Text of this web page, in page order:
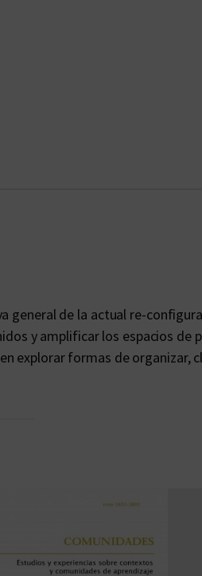
general de la actual re-
y amplificar los espacios de
explorar formas de organizar,